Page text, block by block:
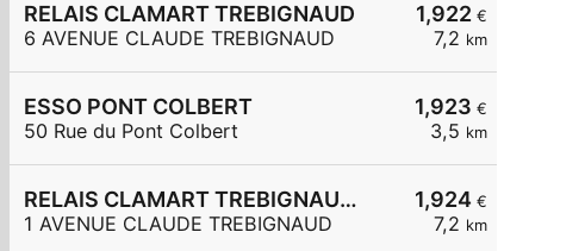
1,922 €
7,2 km
RELAIS CLAMART TREBIGNAUD
6 AVENUE CLAUDE TREBIGNAUD
1,923 €
3,5 km
ESSO PONT COLBERT
50 Rue du Pont Colbert
1,924 €
7,2 km
RELAIS CLAMART TREBIGNAUD 2
1 AVENUE CLAUDE TREBIGNAUD